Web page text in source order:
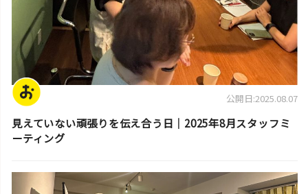
公開日:2025.08.07
見えていない頑張りを伝え合う日｜2025年8月スタッフミ
ーティング
スタッフ活動日誌